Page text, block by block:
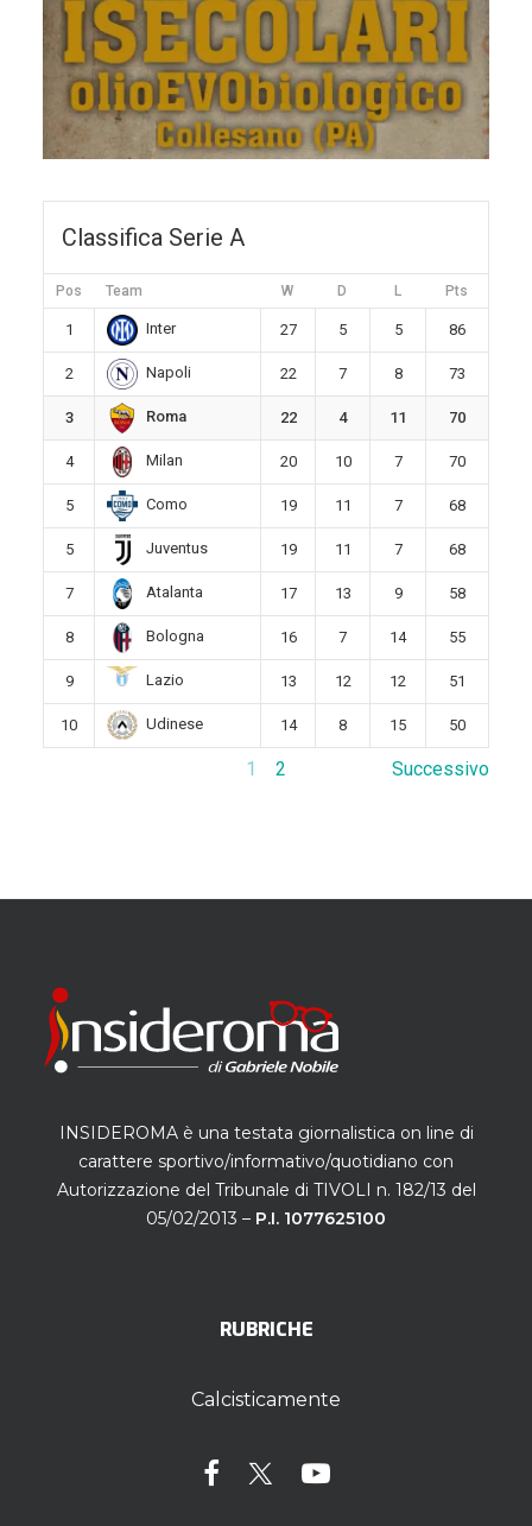
Classifica Serie A
Pos Team W D L Pts
1 Inter 27 5 5 86
2 Napoli 22 7 8 73
3 Roma 22 4 11 70
4 Milan 20 10 7 70
5 Como 19 11 7 68
5 Juventus 19 11 7 68
7 Atalanta 17 13 9 58
8 Bologna 16 7 14 55
9 Lazio 13 12 12 51
10 Udinese 14 8 15 50
1 2 Successivo
INSIDEROMA è una testata giornalistica on line di
carattere sportivo/informativo/quotidiano con
Autorizzazione del Tribunale di TIVOLI n. 182/13 del
05/02/2013 – P.I. 1077625100
RUBRICHE
Calcisticamente